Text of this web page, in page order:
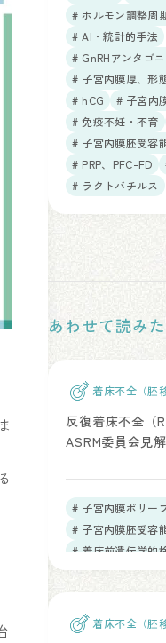
# ホルモン調整周
# AI・統計的手法
# GnRHアンタゴ
# 子宮内膜厚、形
# hCG
# 子宮内
# 免疫不妊・不育
# 子宮内膜胚受容
# PRP、PFC-FD
# ラクトバチルス
あわせて読み
着床不全（胚
反復着床不全（
ASRM委員会見
# 子宮内膜ポリー
# 子宮内膜胚受容
# 着床前遺伝学的
# 反復着床不全（
# 慢性子宮内膜炎
着床不全（胚